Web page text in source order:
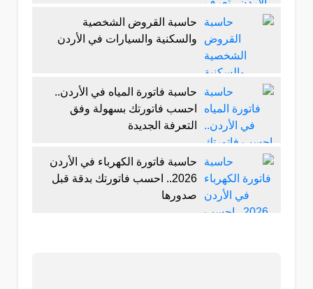
حاسبة القروض الشخصية
والسكنية والسيارات في الأردن
حاسبة فاتورة المياه في الأردن..
احسب فاتورتك بسهولة وفق
التعرفة الجديدة
حاسبة فاتورة الكهرباء في الأردن
2026.. احسب فاتورتك بدقة قبل
صدورها